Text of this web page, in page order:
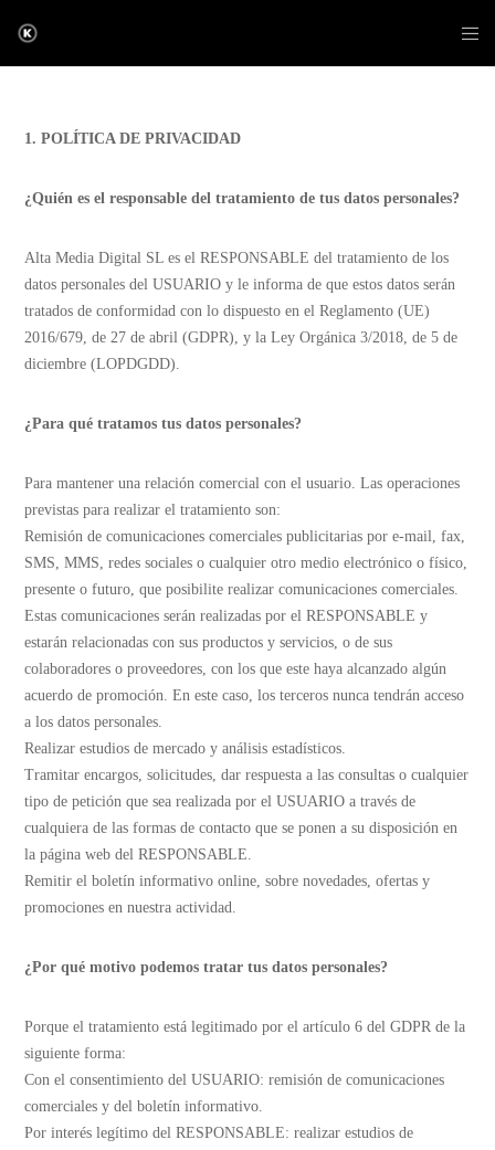
1. POLÍTICA DE PRIVACIDAD
¿Quién es el responsable del tratamiento de tus datos personales?
Alta Media Digital SL es el RESPONSABLE del tratamiento de los
datos personales del USUARIO y le informa de que estos datos serán
tratados de conformidad con lo dispuesto en el Reglamento (UE)
2016/679, de 27 de abril (GDPR), y la Ley Orgánica 3/2018, de 5 de
diciembre (LOPDGDD).
¿Para qué tratamos tus datos personales?
Para mantener una relación comercial con el usuario. Las operaciones
previstas para realizar el tratamiento son:
Remisión de comunicaciones comerciales publicitarias por e-mail, fax,
SMS, MMS, redes sociales o cualquier otro medio electrónico o físico,
presente o futuro, que posibilite realizar comunicaciones comerciales.
Estas comunicaciones serán realizadas por el RESPONSABLE y
estarán relacionadas con sus productos y servicios, o de sus
colaboradores o proveedores, con los que este haya alcanzado algún
acuerdo de promoción. En este caso, los terceros nunca tendrán acceso
a los datos personales.
Realizar estudios de mercado y análisis estadísticos.
Tramitar encargos, solicitudes, dar respuesta a las consultas o cualquier
tipo de petición que sea realizada por el USUARIO a través de
cualquiera de las formas de contacto que se ponen a su disposición en
la página web del RESPONSABLE.
Remitir el boletín informativo online, sobre novedades, ofertas y
promociones en nuestra actividad.
¿Por qué motivo podemos tratar tus datos personales?
Porque el tratamiento está legitimado por el artículo 6 del GDPR de la
siguiente forma:
Con el consentimiento del USUARIO: remisión de comunicaciones
comerciales y del boletín informativo.
Por interés legítimo del RESPONSABLE: realizar estudios de